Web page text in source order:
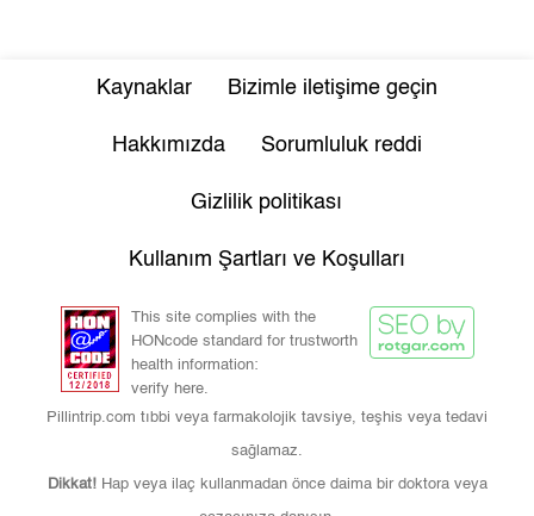
Kaynaklar Bizimle iletişime geçin
Hakkımızda Sorumluluk reddi
Gizlilik politikası
Kullanım Şartları ve Koşulları
This site complies with the
HONcode standard for trustworth
health information:
verify here.
Pillintrip.com tıbbi veya farmakolojik tavsiye, teşhis veya tedavi
sağlamaz.
Dikkat! Hap veya ilaç kullanmadan önce daima bir doktora veya